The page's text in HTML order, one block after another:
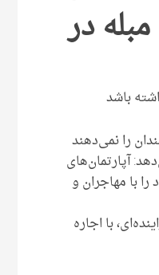
در
باشد
را نمی‌دهند
آپارتمان‌های
با مهاجران و
با اجاره